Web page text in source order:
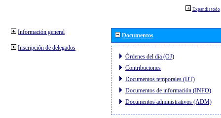
Expandir todo
Información general
Inscripción de delegados
Documentos
Órdenes del día (OJ)
Contribuciones
Documentos temporales (DT)
Documentos de información (INFO)
Documentos administrativos (ADM)